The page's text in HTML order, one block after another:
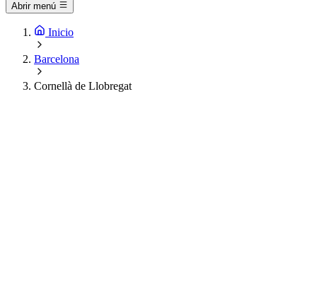
Abrir menú
Inicio
Barcelona
Cornellà de Llobregat